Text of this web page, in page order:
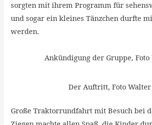
sorgten mit ihrem Programm für
und sogar ein kleines Tänzchen durfte
werden.
Ankündigung der Gruppe,
Der Auftritt, Foto Walter
Große Traktorrundfahrt mit Besuch bei